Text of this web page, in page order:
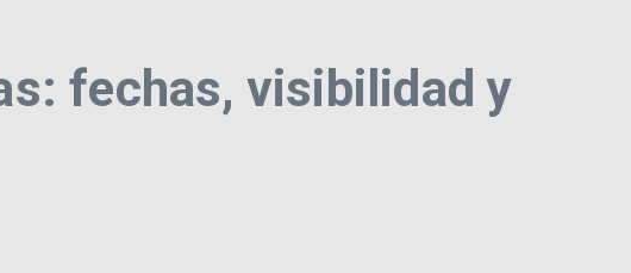
fechas, visibilidad y